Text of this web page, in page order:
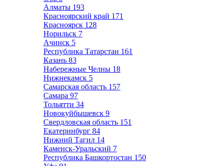
Алматы 193
Красноярский край 171
Красноярск 128
Норильск 7
Ачинск 5
Республика Татарстан 161
Казань 83
Набережные Челны 18
Нижнекамск 5
Самарская область 157
Самара 97
Тольятти 34
Новокуйбышевск 9
Свердловская область 151
Екатеринбург 84
Нижний Тагил 14
Каменск-Уральский 7
Республика Башкортостан 150